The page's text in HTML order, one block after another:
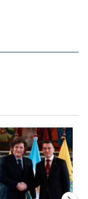
dio media
de tendencia con